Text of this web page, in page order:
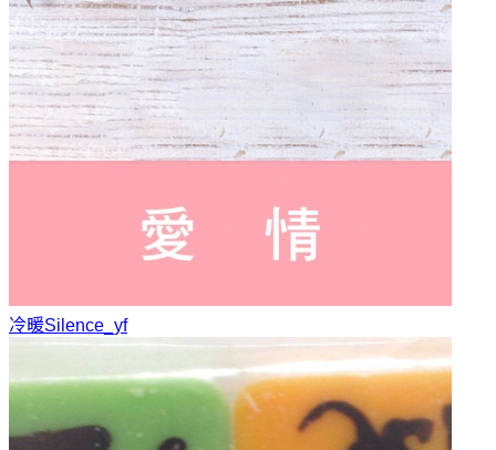
冷暖Silence_yf